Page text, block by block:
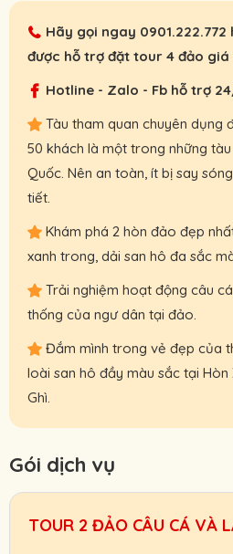
Hãy gọi ngay 0901.222.772
được hỗ trợ đặt tour 4 đảo giá
Hotline - Zalo - Fb hỗ trợ
Tàu tham quan chuyên dụng
50 khách là một trong những tàu
Quốc. Nên an toàn, ít bị say
tiết.
Khám phá 2 hòn đảo đẹp
xanh trong, dải san hô đa sắc
Trải nghiệm hoạt động câu
thống của ngư dân tại đảo.
Đắm mình trong vẻ đẹp của
loài san hô đầy màu sắc tại
Ghì.
Gói dịch vụ
TOUR 2 ĐẢO CÂU CÁ VÀ